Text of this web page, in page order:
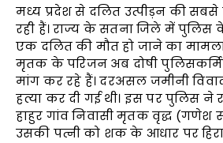
मध्य प्रदेश से दलित उत्पीड़न की
रही हैं। राज्य के सतना जिले में पुलिस
एक दलित की मौत हो जाने का
मृतक के परिजन अब दोषी
मांग कर रहे हैं। दरअसल जमीनी
हत्या कर दी गई थी। इस पर पुलिस ने
हाहुर गांव निवासी मृतक वृद्ध (गणेश
उसकी पत्नी को शक के आधार पर